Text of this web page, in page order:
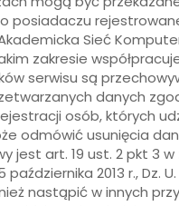
posiadaczu
Sieć
zakresie
serwisu są
danych
osób, których
odmówić usunięcia
art. 19 ust. 2 pkt 3 w
2013 r., Dz.
nastąpić w innych